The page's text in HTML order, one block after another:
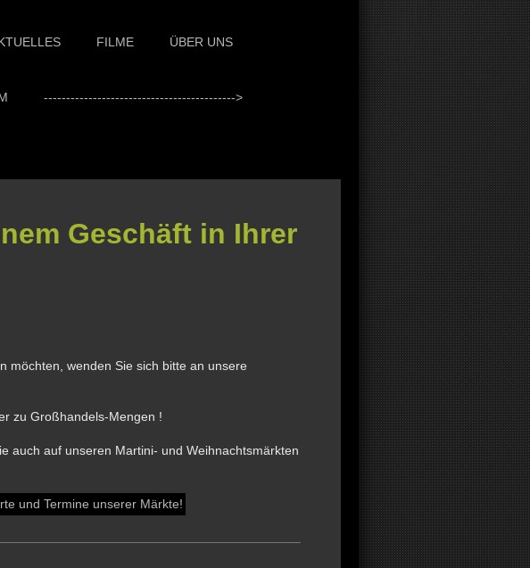
FILME ÜBER UNS
------------------------------------------->
Geschäft in Ihrer
möchten, wenden Sie sich bitte an unsere
zu Großhandels-Mengen !
auch auf unseren Martini- und Weihnachtsmärkten
und Termine unserer Märkte!